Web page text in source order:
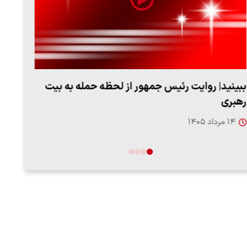
ببینید| روایت رئیس جمهور از لحظه حمله به بیت
رهبری
۱۴ مرداد ۱۴۰۵